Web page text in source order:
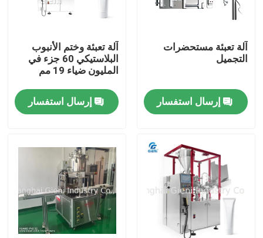
حولنا
جولة في المصنع
القضايا
مدونة
آلة تعبئة مستحضرات
التجميل
إرسال استفسار
آلة تعبئة وختم الأنبوب
البلاستيكي 60 جزء في
المليون ضياء 19 مم
إرسال استفسار